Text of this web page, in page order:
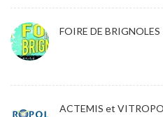
FOIRE DE
ACTEMIS et